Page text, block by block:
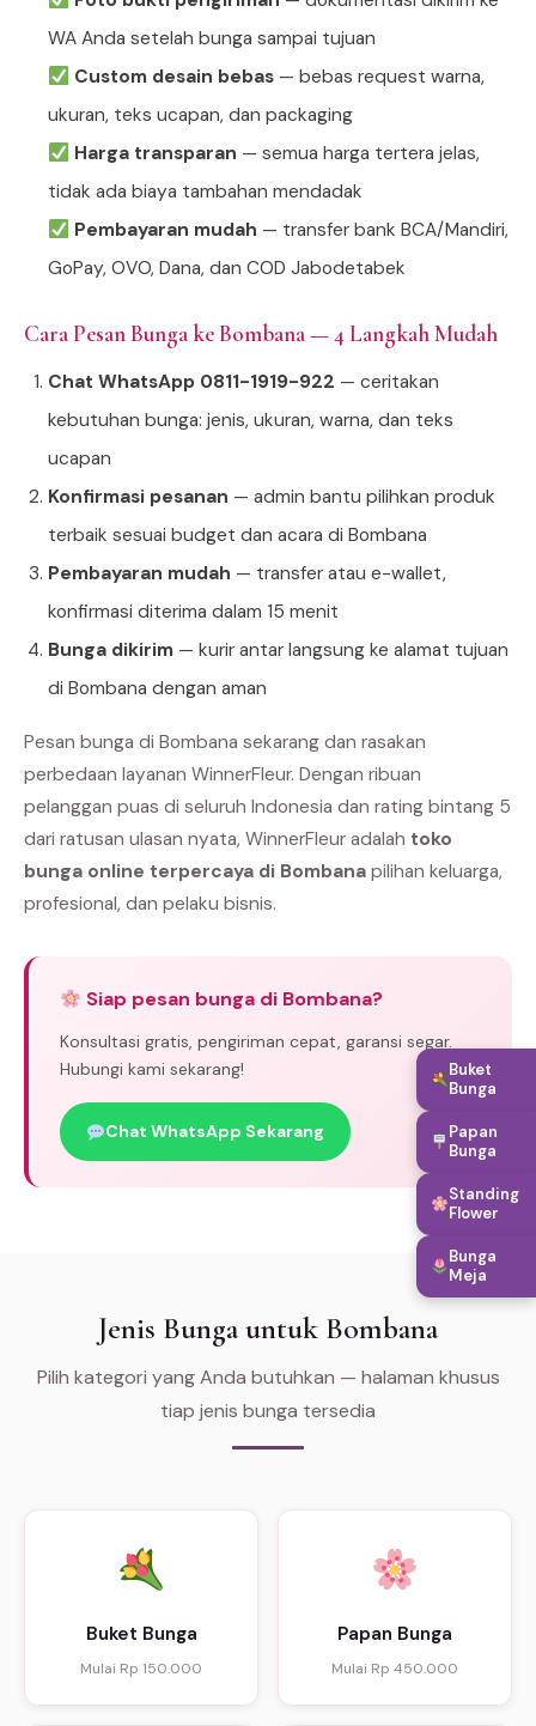
WA Anda setelah bunga sampai tujuan
Custom desain bebas— bebas request warna,
ukuran, teks ucapan, dan packaging
Harga transparan — semua harga tertera jelas,
tidak ada biaya tambahan mendadak
Pembayaran mudah — transfer bank BCA/Mandiri,
GoPay, OVO, Dana, dan COD Jabodetabek
Cara Pesan Bunga ke Bombana — 4 Langkah Mudah
Chat WhatsApp 0811-1919-922 — ceritakan
kebutuhan bunga: jenis, ukuran, warna, dan teks
ucapan
Konfirmasi pesanan — admin bantu pilihkan produk
terbaik sesuai budget dan acara di Bombana
Pembayaran mudah — transfer atau e-wallet,
konfirmasi diterima dalam 15 menit
Bunga dikirim — kurir antar langsung ke alamat tujuan
di Bombana dengan aman
Pesan bunga di Bombana sekarang dan rasakan
perbedaan layanan WinnerFleur. Dengan ribuan
pelanggan puas di seluruh Indonesia dan rating bintang 5
dari ratusan ulasan nyata, WinnerFleur adalah toko
bunga online terpercaya di Bombana pilihan keluarga,
profesional, dan pelaku bisnis.
Siap pesan bunga di Bombana?
Konsultasi gratis, pengiriman cepat, garansi segar.
Hubungi kami sekarang!
Chat WhatsApp Sekarang
Jenis Bunga untuk Bombana
Pilih kategori yang Anda butuhkan — halaman khusus
tiap jenis bunga tersedia
Buket Bunga
Mulai Rp 150.000
Papan Bunga
Mulai Rp 450.000
Buket
Bunga
Papan
Bunga
Standing
Flower
Bunga
Meja